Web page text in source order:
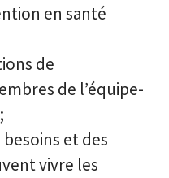
en santé
de
de l’équipe-
et des
vivre les